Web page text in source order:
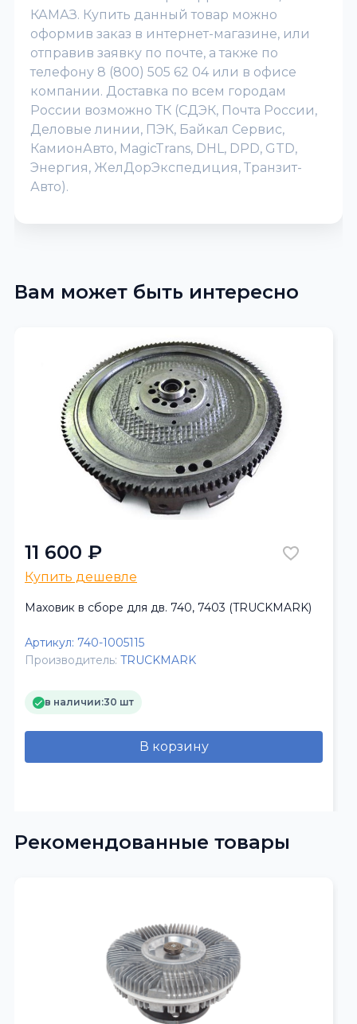
КАМАЗ. Купить данный товар можно
оформив заказ в интернет-магазине, или
отправив заявку по почте, а также по
телефону 8 (800) 505 62 04 или в офисе
компании. Доставка по всем городам
России возможно ТК (СДЭК, Почта России,
Деловые линии, ПЭК, Байкал Сервис,
КамионАвто, MagicTrans, DHL, DPD, GTD,
Энергия, ЖелДорЭкспедиция, Транзит-
Авто).
Вам может быть интересно
11 600 ₽
Купить дешевле
Маховик в сборе для дв. 740, 7403 (TRUCKMARK)
Артикул: 740-1005115
Производитель: TRUCKMARK
в наличии:30 шт
В корзину
Рекомендованные товары